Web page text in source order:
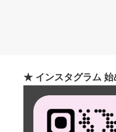
★ インスタグラム 始